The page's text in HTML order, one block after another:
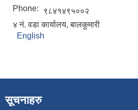
Phone:
९८४१४९५००२
४ नं. वडा कार्यालय, बालकुमारी
English
सूचनाहरु